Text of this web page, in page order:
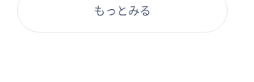
もっとみる